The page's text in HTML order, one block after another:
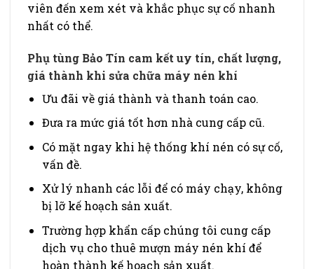
viên đến xem xét và khắc phục sự cố nhanh
nhất có thể.
Phụ tùng Bảo Tín cam kết uy tín, chất lượng,
giá thành khi sửa chữa máy nén khí
Ưu đãi về giá thành và thanh toán cao.
Đưa ra mức giá tốt hơn nhà cung cấp cũ.
Có mặt ngay khi hệ thống khí nén có sự cố,
vấn đề.
Xử lý nhanh các lỗi để có máy chạy, không
bị lỡ kế hoạch sản xuất.
Trường hợp khẩn cấp chúng tôi cung cấp
dịch vụ cho thuê mượn máy nén khí để
hoàn thành kế hoạch sản xuất.